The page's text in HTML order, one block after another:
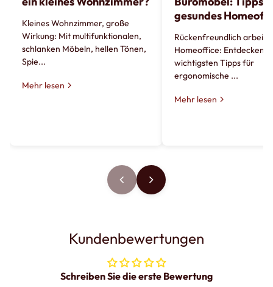
Kleines Wohnzimmer, große
Wirkung: Mit multifunktionalen,
schlanken Möbeln, hellen Tönen,
Spie...
Mehr lesen
gesundes
Rückenfreundlich
Homeoffice: Entdecken
wichtigsten Tipps für
ergonomische ...
Mehr lesen
Kundenbewertungen
Schreiben Sie die erste Bewertung